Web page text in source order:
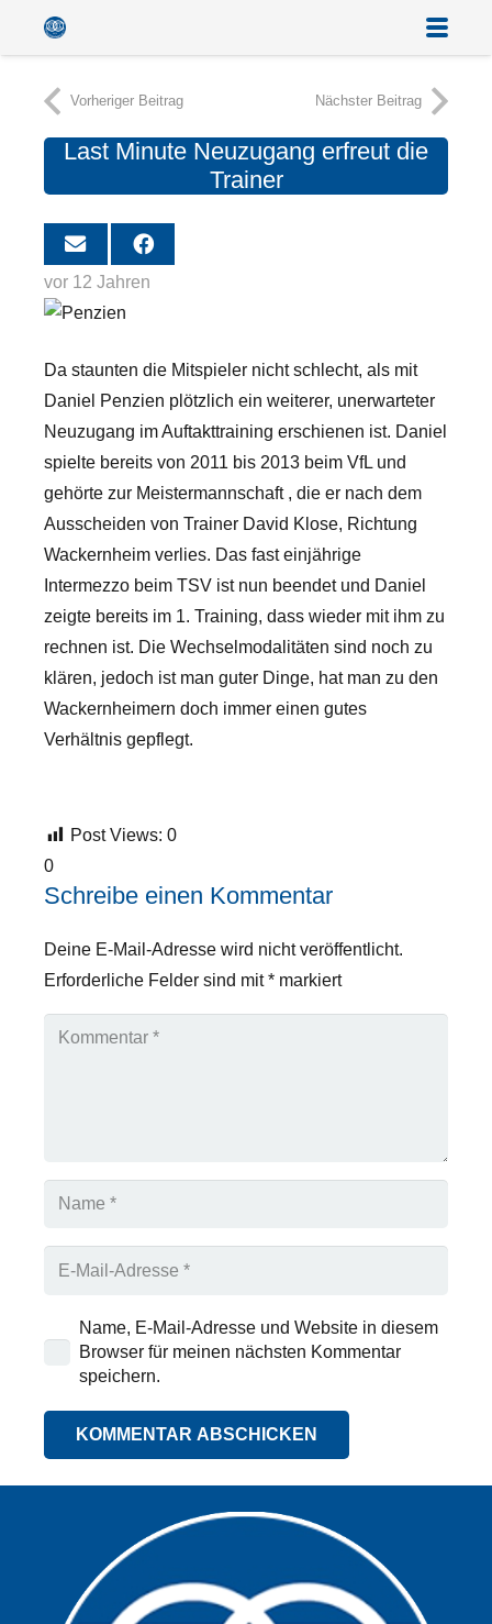
Vorheriger Beitrag Nächster Beitrag
Last Minute Neuzugang erfreut die
Trainer
vor 12 Jahren
Da staunten die Mitspieler nicht schlecht, als mit
Daniel Penzien plötzlich ein weiterer, unerwarteter
Neuzugang im Auftakttraining erschienen ist. Daniel
spielte bereits von 2011 bis 2013 beim VfL und
gehörte zur Meistermannschaft , die er nach dem
Ausscheiden von Trainer David Klose, Richtung
Wackernheim verlies. Das fast einjährige
Intermezzo beim TSV ist nun beendet und Daniel
zeigte bereits im 1. Training, dass wieder mit ihm zu
rechnen ist. Die Wechselmodalitäten sind noch zu
klären, jedoch ist man guter Dinge, hat man zu den
Wackernheimern doch immer einen gutes
Verhältnis gepflegt.
Post Views: 0
0
Schreibe einen Kommentar
Deine E-Mail-Adresse wird nicht veröffentlicht.
Erforderliche Felder sind mit* markiert
Name, E-Mail-Adresse und Website in diesem
Browser für meinen nächsten Kommentar
speichern.
KOMMENTAR ABSCHICKEN